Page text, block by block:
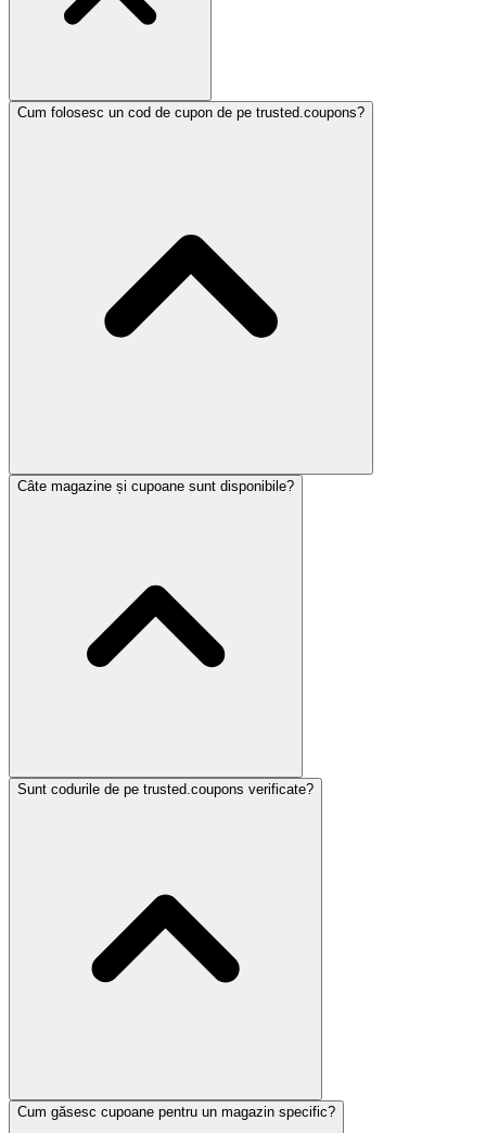
Cum folosesc un cod de cupon de pe trusted.coupons?
Câte magazine și cupoane sunt disponibile?
Sunt codurile de pe trusted.coupons verificate?
Cum găsesc cupoane pentru un magazin specific?